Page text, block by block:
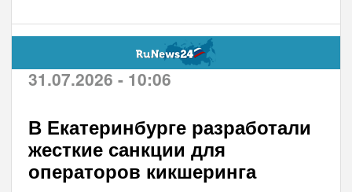
31.07.2026 - 10:06
В Екатеринбурге разработали
жесткие санкции для
операторов кикшеринга